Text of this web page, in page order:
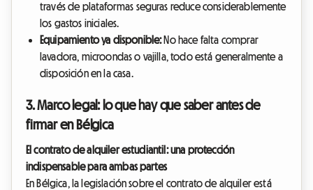
través de plataformas seguras reduce considerablemente
los gastos iniciales.
Equipamiento ya disponible:No hace falta comprar
lavadora, microondas o vajilla, todo está generalmente a
disposición en la casa.
3. Marco legal: lo que hay que saber antes de
firmar en Bélgica
El contrato de alquiler estudiantil: una protección
indispensable para ambas partes
En Bélgica, la legislación sobre el contrato de alquiler está